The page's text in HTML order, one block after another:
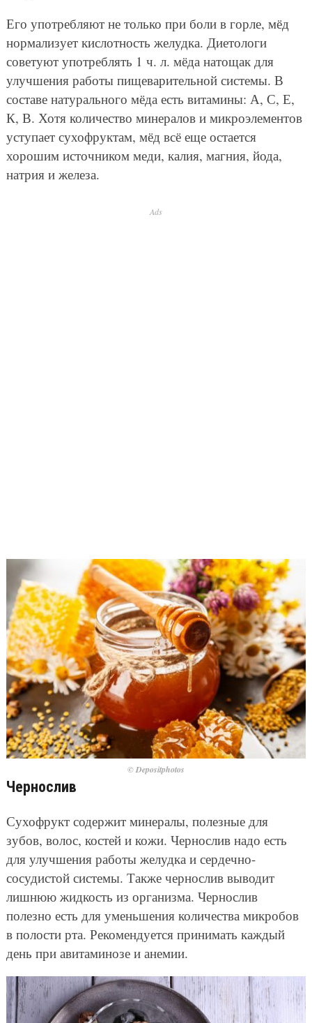
Его употребляют не только при боли в горле, мёд
нормализует кислотность желудка. Диетологи
советуют употреблять 1 ч. л. мёда натощак для
улучшения работы пищеварительной системы. В
составе натурального мёда есть витамины: А, С, Е,
К, В. Хотя количество минералов и микроэлементов
уступает сухофруктам, мёд всё еще остается
хорошим источником меди, калия, магния, йода,
натрия и железа.
Ads
© Depositphotos
Чернослив
Сухофрукт содержит минералы, полезные для
зубов, волос, костей и кожи. Чернослив надо есть
для улучшения работы желудка и сердечно-
сосудистой системы. Также чернослив выводит
лишнюю жидкость из организма. Чернослив
полезно есть для уменьшения количества микробов
в полости рта. Рекомендуется принимать каждый
день при авитаминозе и анемии.